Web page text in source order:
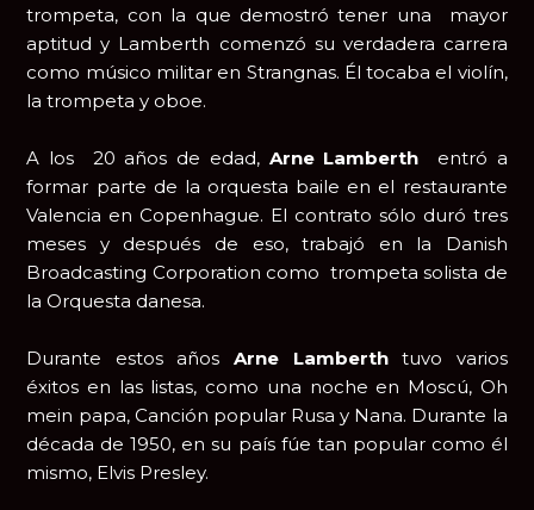
trompeta, con la que demostró tener una mayor
aptitud y Lamberth comenzó su verdadera carrera
como músico militar en Strangnas. Él tocaba el violín,
la trompeta y oboe.
A los 20 años de edad, Arne Lamberth entró a
formar parte de la orquesta baile en el restaurante
Valencia en Copenhague. El contrato sólo duró tres
meses y después de eso, trabajó en la Danish
Broadcasting Corporation como trompeta solista de
la Orquesta danesa.
Durante estos años Arne Lamberthtuvo varios
éxitos en las listas, como una noche en Moscú, Oh
mein papa, Canción popular Rusa y Nana. Durante la
década de 1950, en su país fúe tan popular como él
mismo, Elvis Presley.